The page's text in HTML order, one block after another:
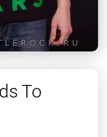
To